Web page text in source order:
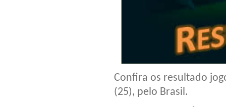
Confira os resultado
(25), pelo Brasil.